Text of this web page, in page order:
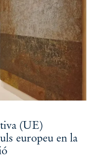
(UE)
europeu en la